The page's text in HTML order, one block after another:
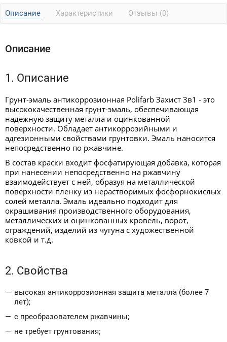
Описание Характеристики Отзывы (0)
Описание
1. Описание
Грунт-эмаль антикоррозионная Polifarb Захист 3в1 - это
высококачественная грунт-эмаль, обеспечивающая
надежную защиту металла и оцинкованной
поверхности. Обладает антикоррозийными и
адгезионными свойствами грунтовки. Эмаль наносится
непосредственно по ржавчине.
В состав краски входит фосфатирующая добавка, которая
при нанесении непосредственно на ржавчину
взаимодействует с ней, образуя на металлической
поверхности пленку из нерастворимых фосфорнокислых
солей металла. Эмаль идеально подходит для
окрашивания производственного оборудования,
металлических и оцинкованных кровель, ворот,
ограждений, изделий из чугуна с художественной
ковкой и т.д.
2. Свойства
высокая антикоррозионная защита металла (более 7
лет);
с преобразователем ржавчины;
не требует грунтования;